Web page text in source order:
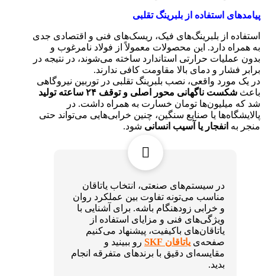
پیامدهای استفاده از بلبرینگ تقلبی
استفاده از بلبرینگ‌های فیک، ریسک‌های فنی و اقتصادی جدی
به همراه دارد. این محصولات معمولاً از فولاد نامرغوب و
بدون عملیات حرارتی استاندارد ساخته می‌شوند، در نتیجه در
برابر فشار و دمای بالا مقاومت کافی ندارند.
در یک مورد واقعی، نصب بلبرینگ تقلبی در توربین نیروگاهی
باعث شکست ناگهانی محور اصلی و توقف ۲۴ ساعته تولید
شد که میلیون‌ها تومان خسارت به همراه داشت. در
پالایشگاه‌ها یا صنایع سنگین، چنین خرابی‌هایی می‌تواند حتی
منجر به انفجار یا آسیب انسانی شود.
در سیستم‌های صنعتی، انتخاب یاتاقان
مناسب می‌تونه تفاوت بین عملکرد روان
و خرابی زودهنگام باشه. برای آشنایی با
ویژگی‌های فنی و مزایای استفاده از
یاتاقان‌های باکیفیت، پیشنهاد می‌کنیم
صفحه‌ی یاتاقان SKF
رو ببینید و
مقایسه‌ای دقیق با برندهای متفرقه انجام
بدید.